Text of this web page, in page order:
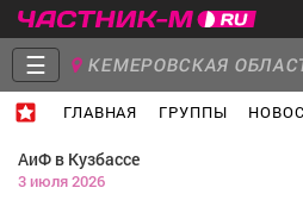
☰ КЕМЕРОВСКАЯ
ГЛАВНАЯ ГРУППЫ
АиФ в Кузбассе
3 июля 2026